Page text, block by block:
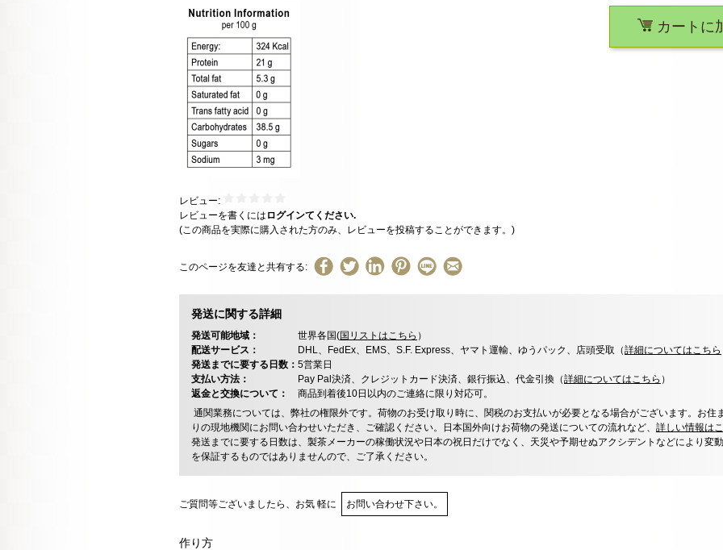
レビュー:
レビューを書くには ログインてください.
(この商品を実際に購入された方のみ、レビューを投稿することができます。)
このページを友達と共有する:
カートに
発送に関する詳細
発送可能地域： 世界各国(国リストはこちら ）
配送サービス：
DHL、FedEx、EMS、S.F. Express、ヤマト運輸、ゆうパック、店頭受取（詳細についてはこちら
発送までに要する日数： 5営業日
支払い方法：
Pay Pal決済、クレジットカード決済、銀行振込、代金引換（詳細についてはこちら ）
返金と交換について：
商品到着後10日以内のご連絡に限り対応可。
通関業務については、弊社の権限外です。荷物のお受け取り時に、関税のお支払いが必要となる場合がございます。お住
りの現地機関にお問い合わせいただき、ご確認ください。日本国外向けお荷物の発送についての流れなど、 詳しい情報は
発送までに要する日数は、製茶メーカーの稼働状況や日本の祝日だけでなく、天災や予期せぬアクシデントなどにより変
を保証するものではありませんので、ご了承ください。
ご質問等ございましたら、お気 軽に お問い合わせ下さい。
作り方